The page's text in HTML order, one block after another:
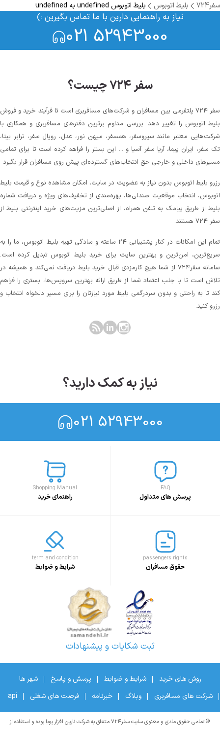
سفر724 بلیط اتوبوس بلیط اتوبوس undefined به undefined
نیاز به راهنمایی دارین با ما تماس بگیرین :)
021 52943000
سفر ۷۲۴ چیست؟
سفر ۷۲۴ پلتفرمی بین مسافران و شرکت‌های مسافربری است تا فرآیند خرید و فروش
بلیط اتوبوس را تغییر دهد. بررسی مداوم برترین دفترهای مسافربری و همکاری با
شرکت‌هایی معتبر مانند سیروسفر، همسفر، میهن‌ نور، عدل، رویال سفر، ترابر بیتا،
تک سفر، ایران پیما، آریا سفر آسیا و ... این بستر را فراهم کرده است تا برای تمامی
مسیرهای داخلی و خارجی حق انتخاب‌های گسترده‌ای پیش روی مسافران قرار بگیرد
رزرو بلیط اتوبوس بدون نیاز به عضویت در سایت، امکان مشاهده نوع و قیمت بلیط
اتوبوس، انتخاب موقعیت صندلی‌ها، بهره‌مندی از تخفیف‌های ویژه و دریافت شماره‌
بلیط از طریق پیامک به تلفن همراه، از اصلی‌ترین مزیت‌های خرید اینترنتی بلیط از
سفر ۷۲۴ هستند.
تمام این امکانات در کنار پشتیبانی‌ ۲۴ ساعته و سادگی تهیه بلیط اتوبوس، ما را به
سریع‌ترین، امن‌ترین و بهترین سایت برای خرید بلیط اتوبوس تبدیل کرده است.
سامانه سفر۷۲۴ از شما هیچ کارمزدی قبال خرید بلیط دریافت نمی‌کند و همیشه در
تلاش است تا با جلب اعتماد شما از طریق ارائه بهترین سرویس‌ها، بستری را فراهم
کند تا به راحتی و بدون سردرگمی بلیط مورد نیازتان را برای مسیر دلخواه انتخاب و
رزرو کنید.
نیاز به کمک دارید؟
021 52943000
FAQ
پرسش های متداول
Shopping Manual
راهنمای خرید
passengers rights
حقوق مسافران
term and condition
شرایط و ضوابط
ثبت شکایات و پیشنهادات
روش های خرید شرایط و ضوابط پرسش و پاسخ
شهر ها
شرکت های مسافربری
وبلاگ خبرنامه فرصت های شغلی api
© تمامی حقوق مادی و معنوی سایت سفر۷۲۴ متعلق به شرکت نارین افزار پویا بوده و استفاده از